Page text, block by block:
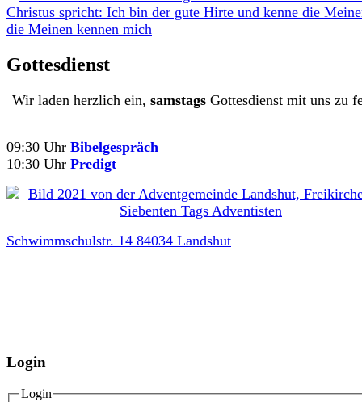
Gottesdienst
Wir laden herzlich ein, samstagsGottesdienst mit uns zu
09:30 Uhr Bibelgespräch
10:30 Uhr Predigt
Schwimmschulstr. 14 84034 Landshut
Login
Login